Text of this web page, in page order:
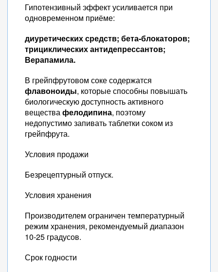
Гипотензивный эффект усиливается при
одновременном приёме:
диуретических средств; бета-блокаторов;
трициклических антидепрессантов;
Верапамила.
В грейпфрутовом соке содержатся
флавоноиды, которые способны повышать
биологическую доступность активного
веществафелодипина, поэтому
недопустимо запивать таблетки соком из
грейпфрута.
Условия продажи
Безрецептурный отпуск.
Условия хранения
Производителем ограничен температурный
режим хранения, рекомендуемый диапазон
10-25 градусов.
Срок годности